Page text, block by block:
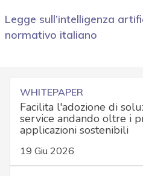
Legge sull’intelligenza
normativo italiano
WHITEPAPER
Facilita l'adozione di
service andando oltre i
applicazioni sostenibili
19 Giu 2026